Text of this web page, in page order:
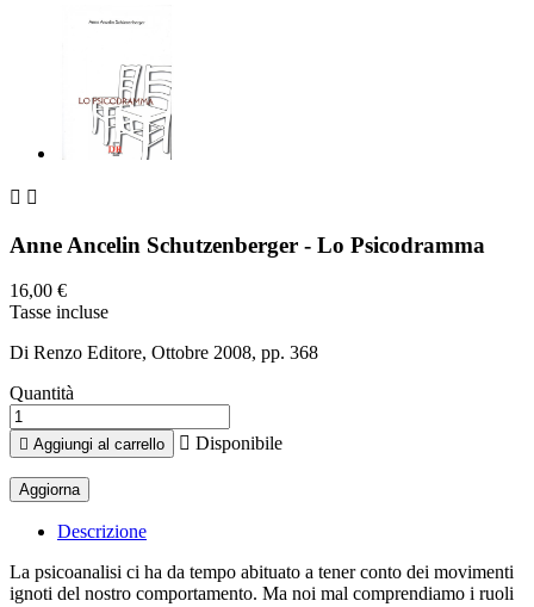
 
Anne Ancelin Schutzenberger - Lo Psicodramma
16,00 €
Tasse incluse
Di Renzo Editore, Ottobre 2008, pp. 368
Quantità
 Aggiungi al carrello  Disponibile
Descrizione
La psicoanalisi ci ha da tempo abituato a tener conto dei movimenti
ignoti del nostro comportamento. Ma noi mal comprendiamo i ruoli